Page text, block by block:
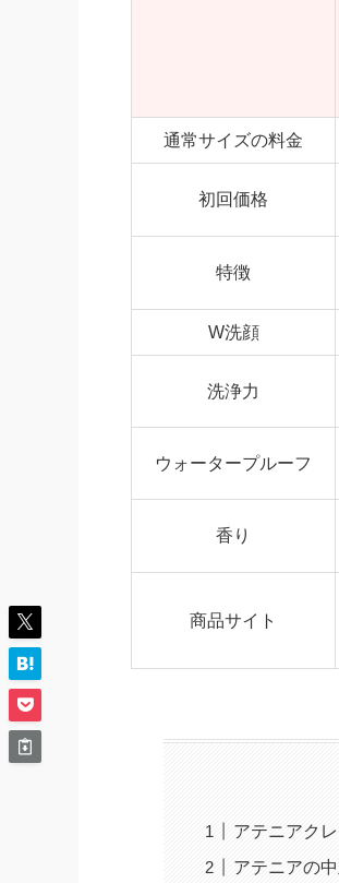
通常サイズの料金
初回価格
特徴
W洗顔
洗浄力
ウォータープルーフ
香り
商品サイト
アテニアク
アテニアの